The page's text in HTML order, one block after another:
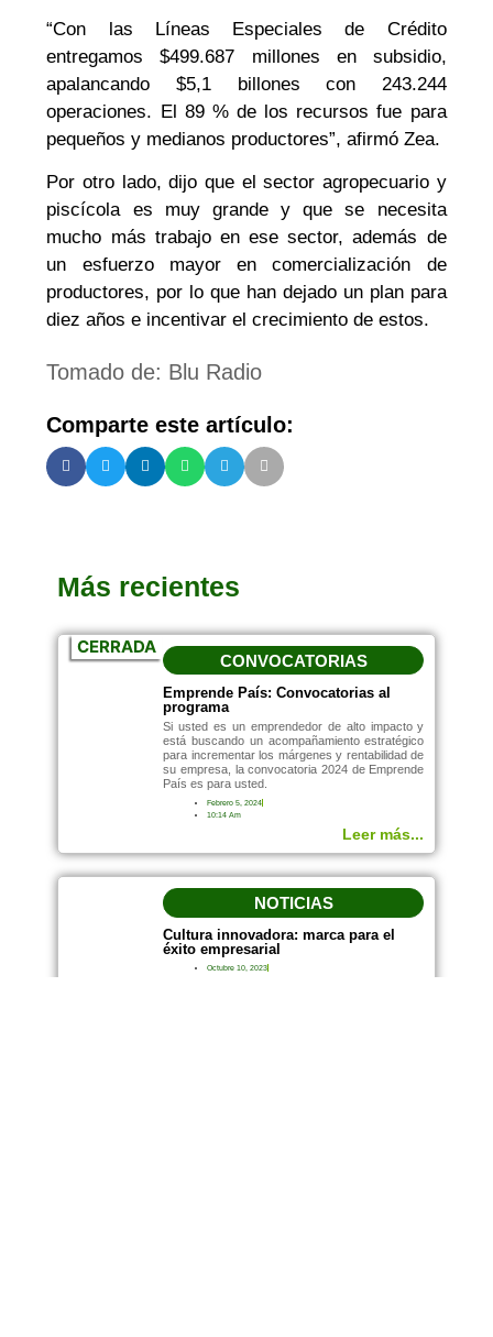
“Con las Líneas Especiales de Crédito
entregamos $499.687 millones en subsidio,
apalancando $5,1 billones con 243.244
operaciones. El 89 % de los recursos fue para
pequeños y medianos productores”, afirmó Zea.
Por otro lado, dijo que el sector agropecuario y
piscícola es muy grande y que se necesita
mucho más trabajo en ese sector, además de
un esfuerzo mayor en comercialización de
productores, por lo que han dejado un plan para
diez años e incentivar el crecimiento de estos.
Tomado de: Blu Radio
Comparte este artículo:
Más recientes
CERRADA
CONVOCATORIAS
Emprende País: Convocatorias al
programa
Si usted es un emprendedor de alto impacto y
está buscando un acompañamiento estratégico
para incrementar los márgenes y rentabilidad de
su empresa, la convocatoria 2024 de Emprende
País es para usted.
Febrero 5, 2024
10:14 Am
Leer más...
NOTICIAS
Cultura innovadora: marca para el
éxito empresarial
Octubre 10, 2023